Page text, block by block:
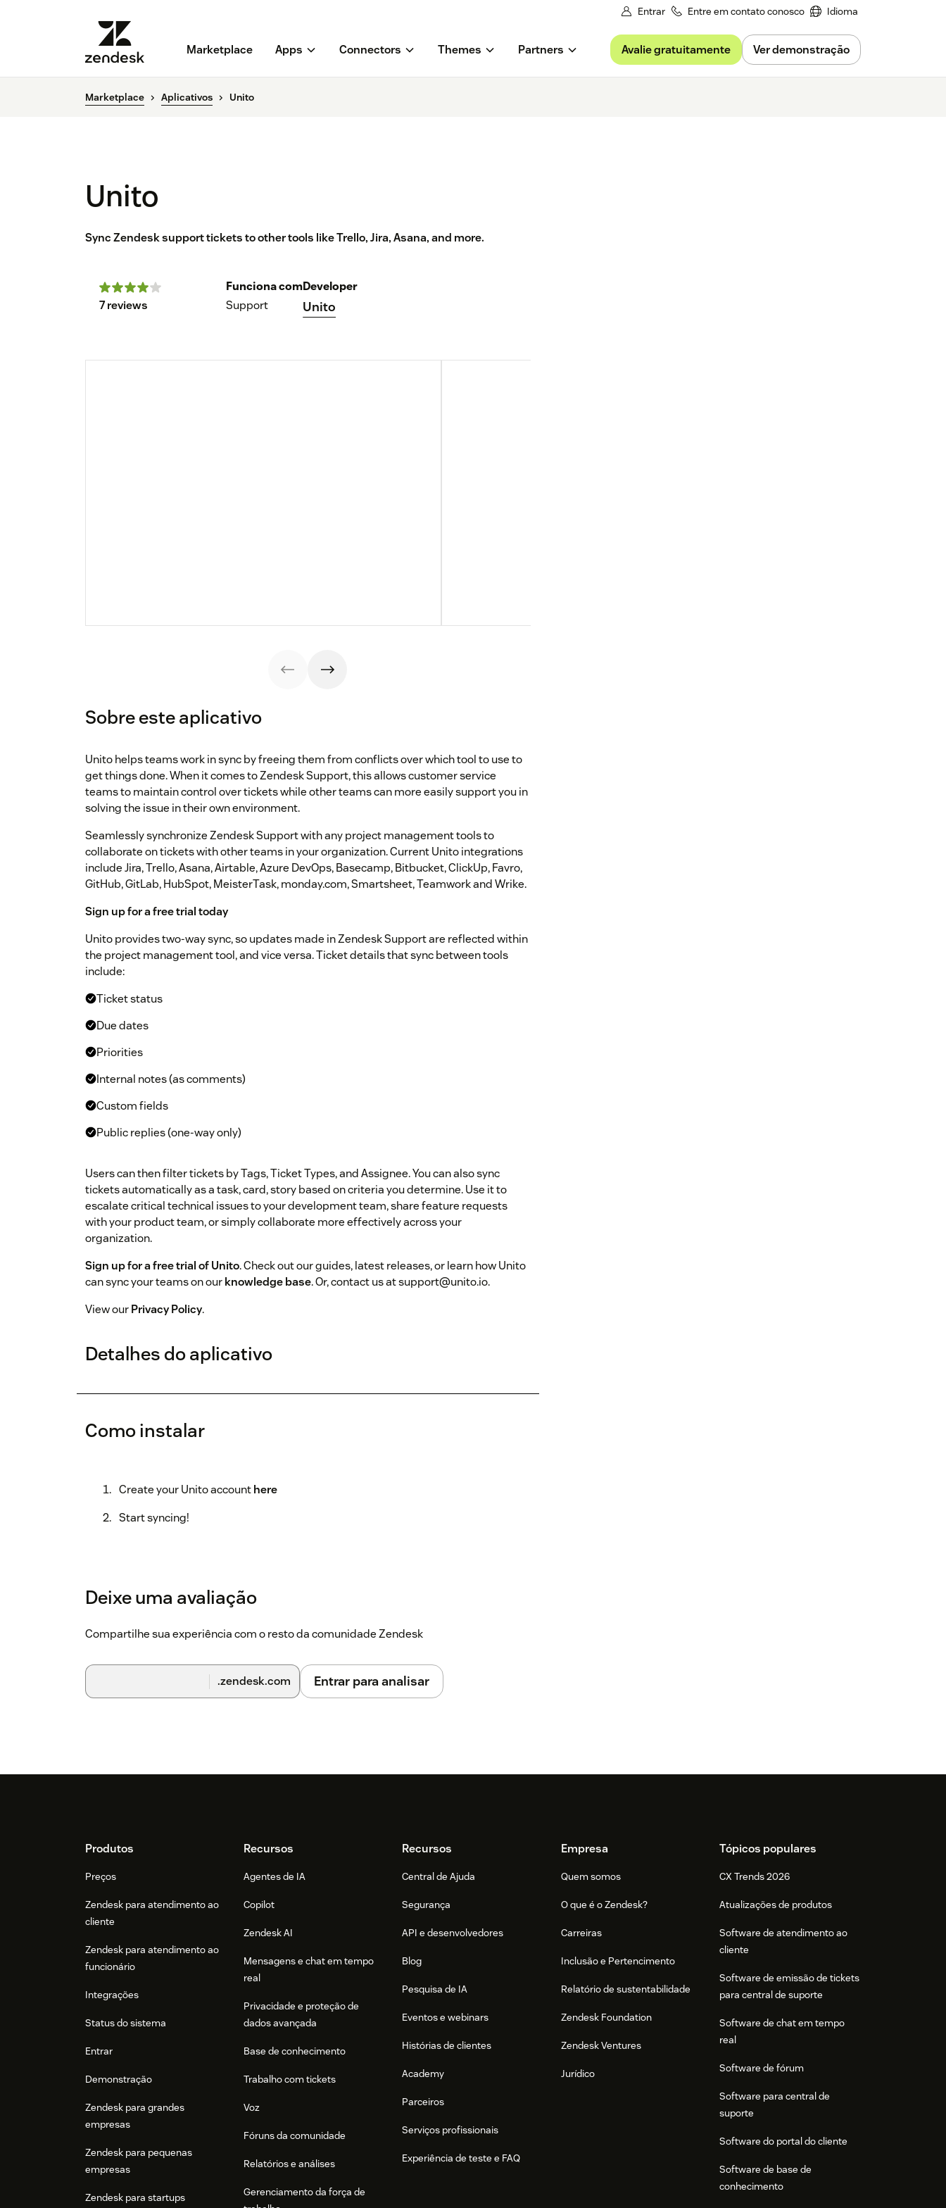
Entrar Entre em contato conosco Idioma
Marketplace Apps Connectors Themes Partners Avalie gratuitamente Ver demonstração
Marketplace Aplicativos Unito
Unito
Sync Zendesk support tickets to other tools like Trello, Jira, Asana, and more.
7 reviews
Funciona com
Support
Developer
Unito
Sobre este aplicativo
Unito helps teams work in sync by freeing them from conflicts over which tool to use to
get things done. When it comes to Zendesk Support, this allows customer service
teams to maintain control over tickets while other teams can more easily support you in
solving the issue in their own environment.
Seamlessly synchronize Zendesk Support with any project management tools to
collaborate on tickets with other teams in your organization. Current Unito integrations
include Jira, Trello, Asana, Airtable, Azure DevOps, Basecamp, Bitbucket, ClickUp, Favro,
GitHub, GitLab, HubSpot, MeisterTask, monday.com, Smartsheet, Teamwork and Wrike.
Sign up for a free trial today
Unito provides two-way sync, so updates made in Zendesk Support are reflected within
the project management tool, and vice versa. Ticket details that sync between tools
include:
Ticket status
Due dates
Priorities
Internal notes (as comments)
Custom fields
Public replies (one-way only)
Users can then filter tickets by Tags, Ticket Types, and Assignee. You can also sync
tickets automatically as a task, card, story based on criteria you determine. Use it to
escalate critical technical issues to your development team, share feature requests
with your product team, or simply collaborate more effectively across your
organization.
Sign up for a free trial of Unito. Check out our guides, latest releases, or learn how Unito
can sync your teams on ourknowledge base. Or, contact us at support@unito.io.
View ourPrivacy Policy.
Detalhes do aplicativo
Como instalar
Create your Unito accounthere
Start syncing!
Deixe uma avaliação
Compartilhe sua experiência com o resto da comunidade Zendesk
.zendesk.com Entrar para analisar
FooterProdutos
Preços
Zendesk para atendimento ao
cliente
Zendesk para atendimento ao
funcionário
Integrações
Status do sistema
Entrar
Demonstração
Zendesk para grandes
empresas
Zendesk para pequenas
empresas
Zendesk para startups
Recursos
Agentes de IA
Copilot
Zendesk AI
Mensagens e chat em tempo
real
Privacidade e proteção de
dados avançada
Base de conhecimento
Trabalho com tickets
Voz
Fóruns da comunidade
Relatórios e análises
Gerenciamento da força de
Recursos
Central de Ajuda
Segurança
API e desenvolvedores
Blog
Pesquisa de IA
Eventos e webinars
Histórias de clientes
Academy
Parceiros
Serviços profissionais
Experiência de teste e FAQ
Empresa
Quem somos
O que é o Zendesk?
Carreiras
Inclusão e Pertencimento
Relatório de sustentabilidade
Zendesk Foundation
Zendesk Ventures
Jurídico
Tópicos populares
CX Trends 2026
Atualizações de produtos
Software de atendimento ao
cliente
Software de emissão de tickets
para central de suporte
Software de chat em tempo
real
Software de fórum
Software para central de
suporte
Software do portal do cliente
Software de base de
conhecimento